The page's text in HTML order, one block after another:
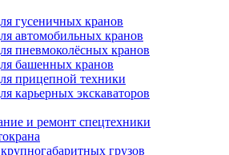
гусеничных кранов
автомобильных кранов
пневмоколёсных кранов
башенных кранов
прицепной техники
карьерных экскаваторов
и ремонт спецтехники
грузов